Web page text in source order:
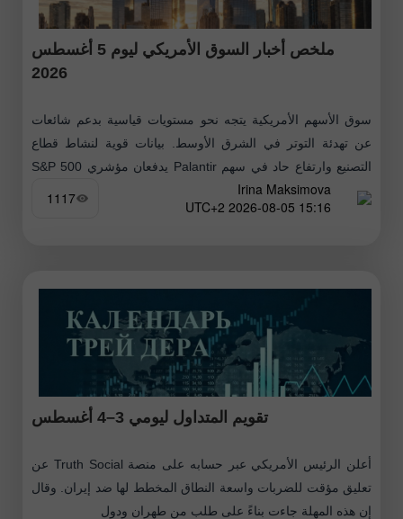
ملخص أخبار السوق الأمريكي ليوم 5 أغسطس
2026
سوق الأسهم الأمريكية يتجه نحو مستويات قياسية بدعم شائعات
عن تهدئة التوتر في الشرق الأوسط. بيانات قوية لنشاط قطاع
التصنيع وارتفاع حاد في سهم Palantir يدفعان مؤشري S&P 500
وNasdaq
Irina Maksimova
15:16 2026-08-05 UTC+2
1117
تقويم المتداول ليومي 3–4 أغسطس
أعلن الرئيس الأمريكي عبر حسابه على منصة Truth Social عن
تعليق مؤقت للضربات واسعة النطاق المخطط لها ضد إيران. وقال
إن هذه المهلة جاءت بناءً على طلب من طهران ودول